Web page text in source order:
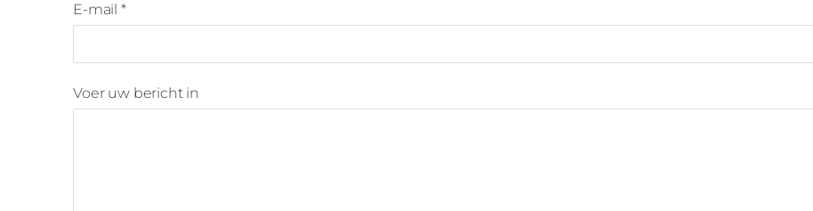
E-mail *
Voer uw bericht in